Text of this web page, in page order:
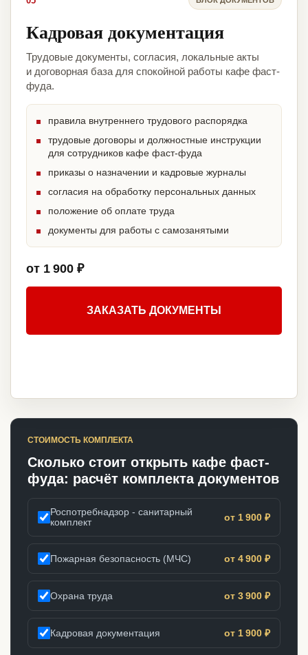
Кадровая документация
Трудовые документы, согласия, локальные акты
и договорная база для спокойной работы кафе фаст-
фуда.
правила внутреннего трудового распорядка
трудовые договоры и должностные инструкции
для сотрудников кафе фаст-фуда
приказы о назначении и кадровые журналы
согласия на обработку персональных данных
положение об оплате труда
документы для работы с самозанятыми
от 1 900 ₽
ЗАКАЗАТЬ ДОКУМЕНТЫ
СТОИМОСТЬ КОМПЛЕКТА
Сколько стоит открыть кафе фаст-
фуда: расчёт комплекта документов
Роспотребнадзор - санитарный
комплект
от 1 900 ₽
Пожарная безопасность (МЧС) от 4 900 ₽
Охрана труда от 3 900 ₽
Кадровая документация от 1 900 ₽